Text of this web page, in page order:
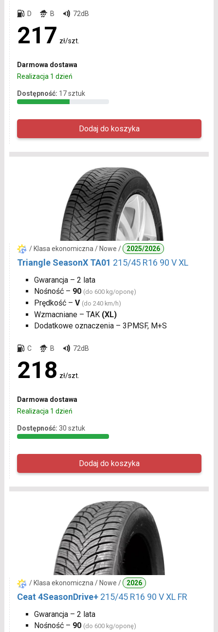
D B 72dB
217 zł/szt.
Darmowa dostawa
Realizacja 1 dzień
Dostępność: 17 sztuk
/ Klasa ekonomiczna / Nowe / 2025/2026
Triangle SeasonX TA01 215/45 R16 90 V XL
Gwarancja – 2 lata
Nośność – 90 (do 600 kg/oponę)
Prędkość – V (do 240 km/h)
Wzmacniane – TAK (XL)
Dodatkowe oznaczenia – 3PMSF, M+S
C B 72dB
218 zł/szt.
Darmowa dostawa
Realizacja 1 dzień
Dostępność: 30 sztuk
/ Klasa ekonomiczna / Nowe / 2026
Ceat 4SeasonDrive+ 215/45 R16 90 V XL FR
Gwarancja – 2 lata
Nośność – 90 (do 600 kg/oponę)